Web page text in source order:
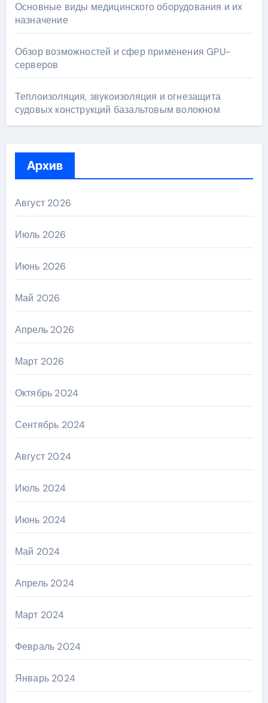
Основные виды медицинского оборудования и их
назначение
Обзор возможностей и сфер применения GPU-
серверов
Теплоизоляция, звукоизоляция и огнезащита
судовых конструкций базальтовым волокном
Архив
Август 2026
Июль 2026
Июнь 2026
Май 2026
Апрель 2026
Март 2026
Октябрь 2024
Сентябрь 2024
Август 2024
Июль 2024
Июнь 2024
Май 2024
Апрель 2024
Март 2024
Февраль 2024
Январь 2024